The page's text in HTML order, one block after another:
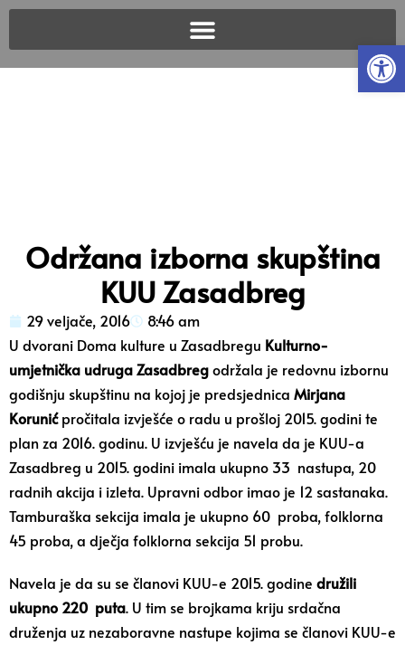
Održana izborna skupština
KUU Zasadbreg
29 veljače, 2016
8:46 am
U dvorani Doma kulture u Zasadbregu Kulturno-
umjetnička udruga Zasadbregodržala je redovnu izbornu
godišnju skupštinu na kojoj je predsjednica Mirjana
Korunićpročitala izvješće o radu u prošloj 2015. godini te
plan za 2016. godinu. U izvješću je navela da je KUU-a
Zasadbreg u 2015. godini imala ukupno 33 nastupa, 20
radnih akcija i izleta. Upravni odbor imao je 12 sastanaka.
Tamburaška sekcija imala je ukupno 60 proba, folklorna
45 proba, a dječja folklorna sekcija 51 probu.
Navela je da su se članovi KUU-e 2015. godine družili
ukupno 220 puta. U tim se brojkama kriju srdačna
druženja uz nezaboravne nastupe kojima se članovi KUU-e